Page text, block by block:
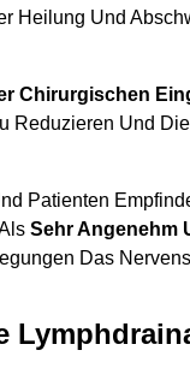
Heilung Und
Chirurgischen
Reduzieren Und
Patienten
Sehr Angenehm
Das